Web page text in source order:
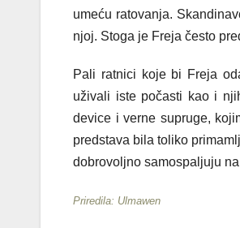
umeću ratovanja.
njoj. Stoga je Freja često
Pali ratnici koje bi Freja
uživali iste počasti kao i
device i verne supruge,
predstava bila toliko
dobrovoljno samospaljuju
Priredila: Ulmawen